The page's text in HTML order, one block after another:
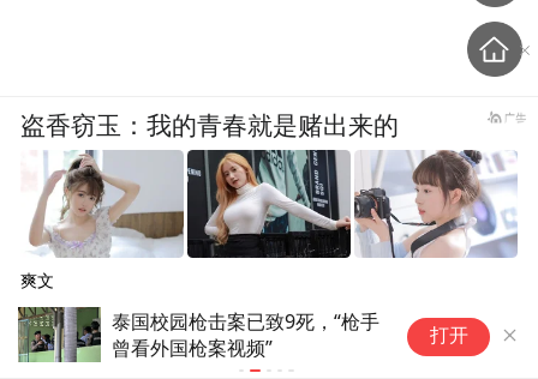
致9死，“枪手
”
泰国校园枪击案幸存老师：他
杀我时刚好子弹用完打开
盗香窃玉：我的青春就是赌出来的
爽文